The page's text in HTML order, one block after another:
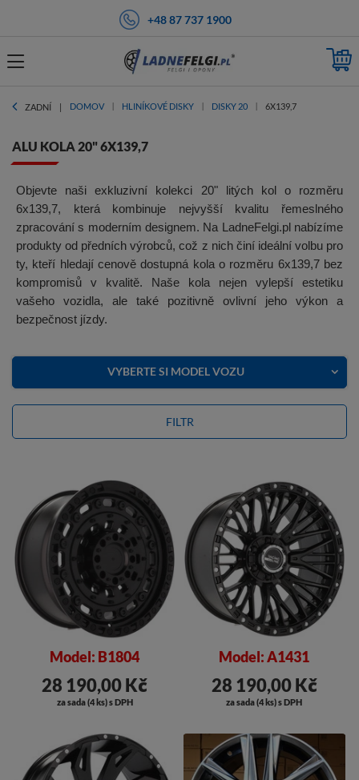
+48 87 737 1900
ZADNÍ DOMOV HLINÍKOVÉ DISKY DISKY 20 6X139,7
ALU KOLA 20" 6X139,7
Objevte naši exkluzivní kolekci 20" litých kol o rozměru
6x139,7, která kombinuje nejvyšší kvalitu řemeslného
zpracování s moderním designem. Na LadneFelgi.pl nabízíme
produkty od předních výrobců, což z nich činí ideální volbu pro
ty, kteří hledají cenově dostupná kola o rozměru 6x139,7 bez
kompromisů v kvalitě. Naše kola nejen vylepší estetiku
vašeho vozidla, ale také pozitivně ovlivní jeho výkon a
bezpečnost jízdy.
VYBERTE SI MODEL VOZU
FILTR
Model: B1804
28 190,00 Kč
za sada (4 ks) s DPH
Model: A1431
28 190,00 Kč
za sada (4 ks) s DPH